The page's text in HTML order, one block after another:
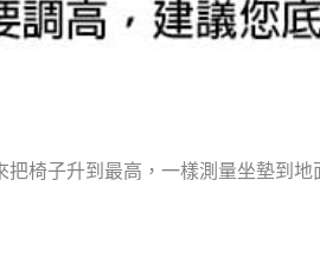
椅子升到最高，一樣測量坐墊到